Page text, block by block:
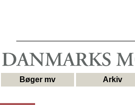
Bøger mv Arkiv